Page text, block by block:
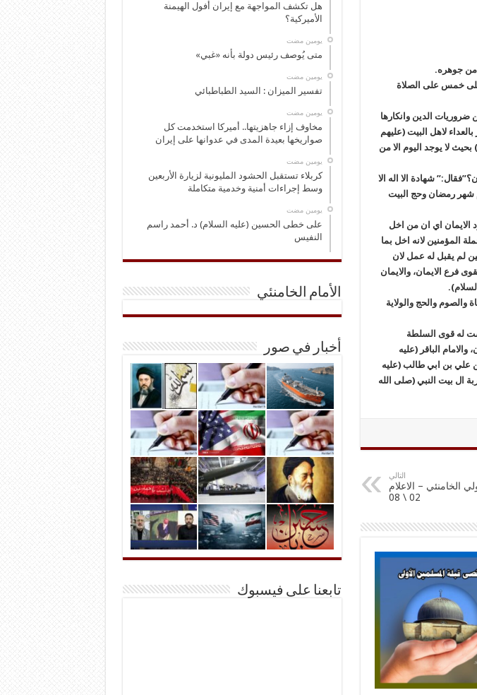
من جوهره.
على خمس على الصلاة
ضروريات الدين وانكارها
لاهل البيت (عليهم
لا يوجد اليوم الا من
شهادة الا اله الا
شهر رمضان وحج البيت
الايمان اي ان من اخل
المؤمنين لانه اخل بما
لم يقبل له عمل لان
فرع الايمان، والايمان
والصوم والحج والولاية
له قوى السلطة
الباقر (عليه
علي بن ابي طالب (عليه
ال بيت النبي (صلى الله
التالي
الخامنئي – الاعلام
02 \ 08
هل تكشف المواجهة مع إيران أفول الهيمنة
الأميركية؟
‏يومين مضت
متى يُوصف رئيس دولة بأنه «غبي»
‏يومين مضت
تفسير الميزان : السيد الطباطبائي
‏يومين مضت
مخاوف إزاء جاهزيتها.. أميركا استخدمت كل
صواريخها بعيدة المدى في عدوانها على إيران
‏يومين مضت
كربلاء تستقبل الحشود المليونية لزيارة الأربعين
وسط إجراءات أمنية وخدمية متكاملة
‏يومين مضت
على خطى الحسين (عليه السلام) د. أحمد راسم
النفيس
الأمام الخامنئي
أخبار في صور
تابعنا على فيسبوك